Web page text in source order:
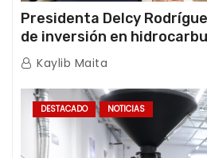
Presidenta Delcy
de inversión en
Africana de Energía
Kaylib Maita
DESTACADO NOTICIAS